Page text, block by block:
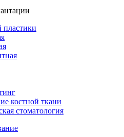
пластики
костной ткани
стоматология